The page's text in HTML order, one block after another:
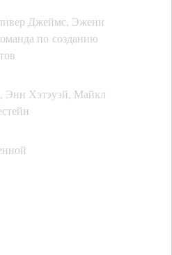
Джеймс, Эжени
по созданию
Энн Хэтэуэй, Майкл